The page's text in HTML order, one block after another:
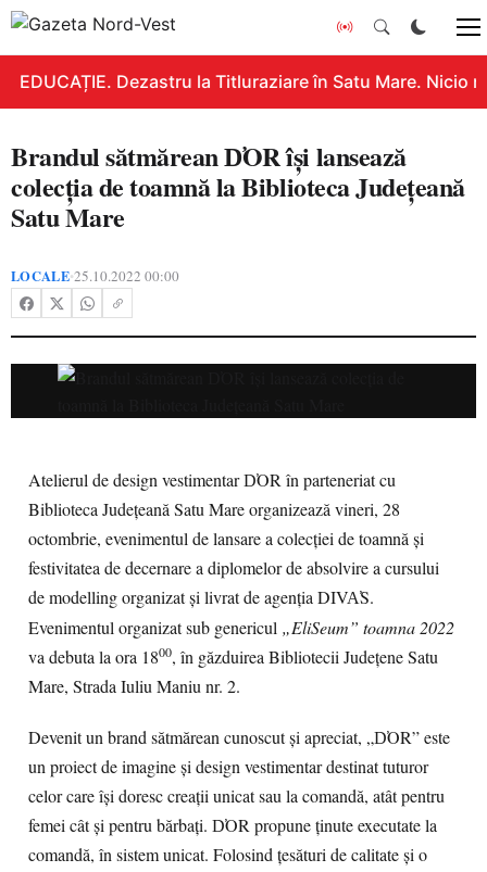
EDUCAȚIE. Dezastru la Titluraziare în Satu Mare. Nicio
Brandul sătmărean D̕OR își lansează
colecția de toamnă la Biblioteca Județeană
Satu Mare
LOCALE•25.10.2022 00:00
Atelierul de design vestimentar D̕OR în parteneriat cu
Biblioteca Județeană Satu Mare organizează vineri, 28
octombrie, evenimentul de lansare a colecției de toamnă și
festivitatea de decernare a diplomelor de absolvire a cursului
de modelling organizat și livrat de agenția DIVA̕S.
Evenimentul organizat sub genericul „EliSeum” toamna 2022
va debuta la ora 1800, în găzduirea Bibliotecii Județene Satu
Mare, Strada Iuliu Maniu nr. 2.
Devenit un brand sătmărean cunoscut și apreciat, „D̕OR” este
un proiect de imagine și design vestimentar destinat tuturor
celor care își doresc creații unicat sau la comandă, atât pentru
femei cât și pentru bărbați. D̕OR propune ținute executate la
comandă, în sistem unicat. Folosind țesături de calitate și o